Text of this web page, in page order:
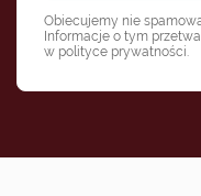
Obiecujemy nie
Informacje o tym
w polityce prywatności